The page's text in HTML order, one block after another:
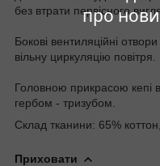
про
без втрати первісного
Бокові вентиляційні
вільну циркуляцію повітря.
Головною прикрасою кепі
гербом - тризубом.
Склад тканини: 65%
Приховати